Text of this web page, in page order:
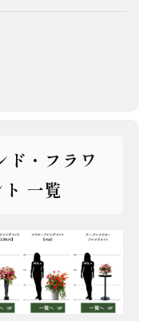
ド・フラワ
一覧